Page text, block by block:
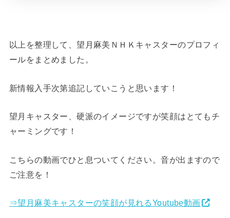
以上を整理して、望月麻美ＮＨＫキャスターのプロフィ
ールをまとめました。
新情報入手次第追記していこうと思います！
望月キャスター、硬派のイメージですが笑顔はとてもチ
ャーミングです！
こちらの動画でひと息ついてください。音が出ますので
ご注意を！
⇒望月麻美キャスターの笑顔が見れるYoutube動画